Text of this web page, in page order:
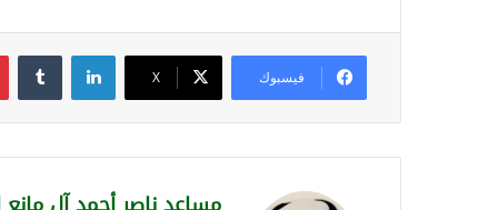
فيسبوك ‫X
لينكدإن